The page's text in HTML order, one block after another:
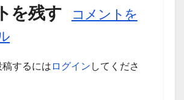
を残す
コメントを
するにはログイン してくださ